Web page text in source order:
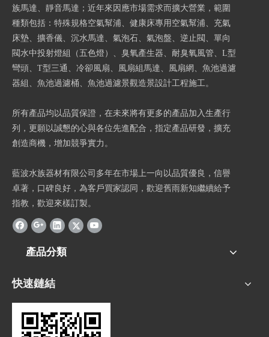
族馬達、靜音馬達；近年來因應市場需求而擴大營業，範圍
種類包括：特殊規格空氣幫浦、健康床專用空氣幫浦、充氣
床墊、擴香儀、沉水馬達、氣泡石、氣泡盤、逆止閥、單向
閥水中投射燈組（五色燈）、臭氧產生器、耐臭氧風管、L型
彎頭、T型三通、冷卻風扇、風扇組馬達、風扇網、魚池過濾
器組、魚池過濾桶、魚池過濾景觀造景設計工程施工。
所有產品均以品質保證，在未來將有更多的產品加入生產行
列，更願以誠懇的心與各位先進配合，指定產品研發，擴充
創造商機，增加競爭實力。
藍波水族器材有限公司多年在市場上一向以品質優良，信譽
卓著，口碑良好，為客戶買家認同，歡迎舊雨新知繼續給予
指教，歡迎來樣訂製。
產品分類
快速鏈結